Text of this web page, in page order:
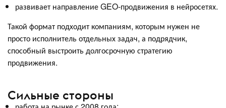
развивает направление GEO-продвижения в нейросетях.
Такой формат подходит компаниям, которым нужен не
просто исполнитель отдельных задач, а подрядчик,
способный выстроить долгосрочную стратегию
продвижения.
Сильные стороны